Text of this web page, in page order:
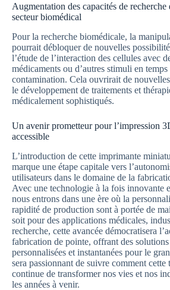
Augmentation des capacités de recherche
secteur biomédical
Pour la recherche biomédicale, la
pourrait débloquer de nouvelles
l’étude de l’interaction des cellules avec
médicaments ou d’autres stimuli en temps
contamination. Cela ouvrirait de
le développement de traitements et
médicalement sophistiqués.
Un avenir prometteur pour l’impression
accessible
L’introduction de cette imprimante
marque une étape capitale vers
utilisateurs dans le domaine de la
Avec une technologie à la fois innovante
nous entrons dans une ère où la
rapidité de production sont à portée de
soit pour des applications médicales,
recherche, cette avancée démocratisera
fabrication de pointe, offrant des solutions
personnalisées et instantanées pour le
sera passionnant de suivre comment cette
continue de transformer nos vies et nos
les années à venir.